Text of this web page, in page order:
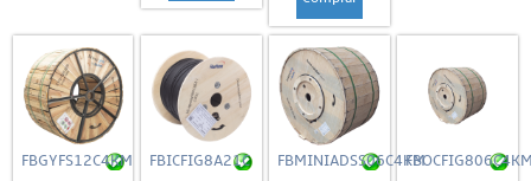
FBGYFS12C4KM
FBICFIG8A21C
FBMINIADSS06C4KM